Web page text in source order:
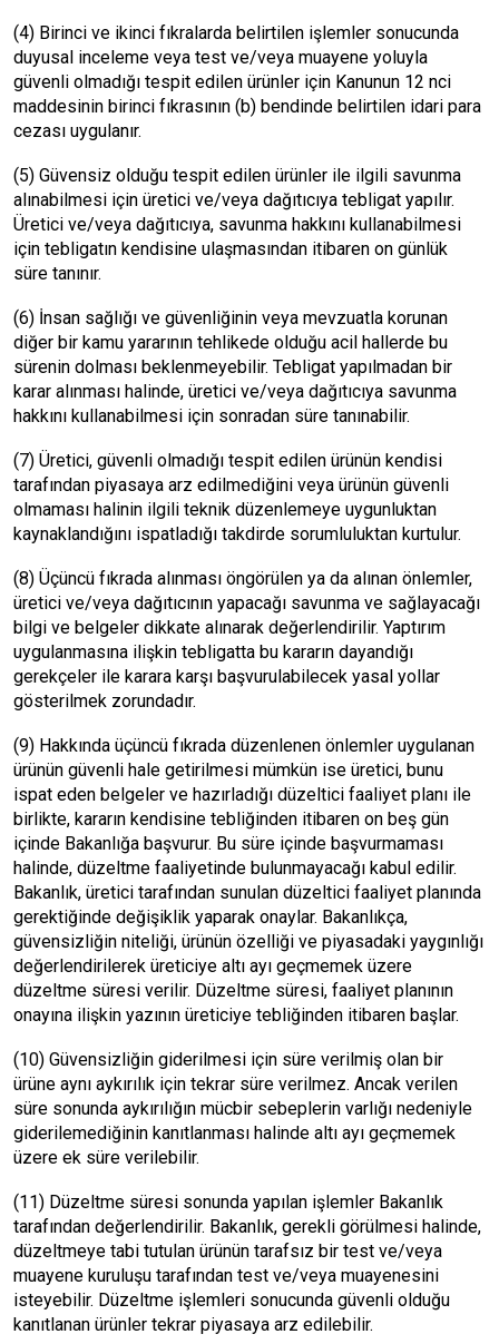
(4) Birinci ve ikinci fıkralarda belirtilen işlemler sonucunda
duyusal inceleme veya test ve/veya muayene yoluyla
güvenli olmadığı tespit edilen ürünler için Kanunun 12 nci
maddesinin birinci fıkrasının (b) bendinde belirtilen idari para
cezası uygulanır.
(5) Güvensiz olduğu tespit edilen ürünler ile ilgili savunma
alınabilmesi için üretici ve/veya dağıtıcıya tebligat yapılır.
Üretici ve/veya dağıtıcıya, savunma hakkını kullanabilmesi
için tebligatın kendisine ulaşmasından itibaren on günlük
süre tanınır.
(6) İnsan sağlığı ve güvenliğinin veya mevzuatla korunan
diğer bir kamu yararının tehlikede olduğu acil hallerde bu
sürenin dolması beklenmeyebilir. Tebligat yapılmadan bir
karar alınması halinde, üretici ve/veya dağıtıcıya savunma
hakkını kullanabilmesi için sonradan süre tanınabilir.
(7) Üretici, güvenli olmadığı tespit edilen ürünün kendisi
tarafından piyasaya arz edilmediğini veya ürünün güvenli
olmaması halinin ilgili teknik düzenlemeye uygunluktan
kaynaklandığını ispatladığı takdirde sorumluluktan kurtulur.
(8) Üçüncü fıkrada alınması öngörülen ya da alınan önlemler,
üretici ve/veya dağıtıcının yapacağı savunma ve sağlayacağı
bilgi ve belgeler dikkate alınarak değerlendirilir. Yaptırım
uygulanmasına ilişkin tebligatta bu kararın dayandığı
gerekçeler ile karara karşı başvurulabilecek yasal yollar
gösterilmek zorundadır.
(9) Hakkında üçüncü fıkrada düzenlenen önlemler uygulanan
ürünün güvenli hale getirilmesi mümkün ise üretici, bunu
ispat eden belgeler ve hazırladığı düzeltici faaliyet planı ile
birlikte, kararın kendisine tebliğinden itibaren on beş gün
içinde Bakanlığa başvurur. Bu süre içinde başvurmaması
halinde, düzeltme faaliyetinde bulunmayacağı kabul edilir.
Bakanlık, üretici tarafından sunulan düzeltici faaliyet planında
gerektiğinde değişiklik yaparak onaylar. Bakanlıkça,
güvensizliğin niteliği, ürünün özelliği ve piyasadaki yaygınlığı
değerlendirilerek üreticiye altı ayı geçmemek üzere
düzeltme süresi verilir. Düzeltme süresi, faaliyet planının
onayına ilişkin yazının üreticiye tebliğinden itibaren başlar.
(10) Güvensizliğin giderilmesi için süre verilmiş olan bir
ürüne aynı aykırılık için tekrar süre verilmez. Ancak verilen
süre sonunda aykırılığın mücbir sebeplerin varlığı nedeniyle
giderilemediğinin kanıtlanması halinde altı ayı geçmemek
üzere ek süre verilebilir.
(11) Düzeltme süresi sonunda yapılan işlemler Bakanlık
tarafından değerlendirilir. Bakanlık, gerekli görülmesi halinde,
düzeltmeye tabi tutulan ürünün tarafsız bir test ve/veya
muayene kuruluşu tarafından test ve/veya muayenesini
isteyebilir. Düzeltme işlemleri sonucunda güvenli olduğu
kanıtlanan ürünler tekrar piyasaya arz edilebilir.